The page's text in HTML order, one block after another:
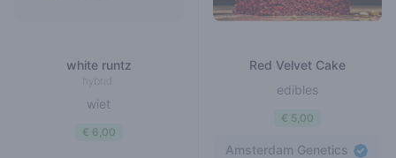
white runtz
hybrid
wiet
€ 6,00
Red Velvet Cake
edibles
€ 5,00
Amsterdam Genetics